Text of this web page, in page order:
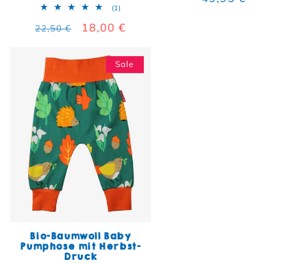
(1)1 Bewertungen insgesamt
Normaler Preis
22,50 € Verkaufspreis
18,00 €
Sale
Bio-Baumwoll Baby
Pumphose mit Herbst-
Druck